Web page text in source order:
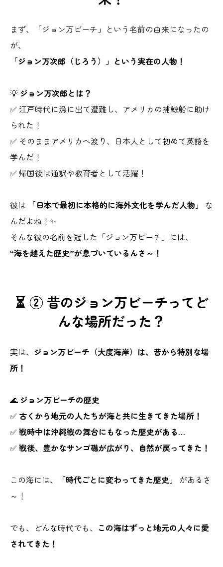
まず、「ジョン万ビーチ」という名前の由来になったの
が、
「ジョン万次郎（じろう）」という実在の人物！
💡 ジョン万次郎とは？
✅ 江戸時代に漁に出て遭難し、アメリカの捕鯨船に助け
られた！
✅ そのままアメリカへ渡り、日本人として初めて英語を
学んだ！
✅ 帰国後は通訳や教育者として活躍！
彼は 「日本で最初に本格的に海外文化を学んだ人物」
な
んだよね！✨
そんな彼の名前を冠した「ジョン万ビーチ」には、
“海を越えた歴史”が息づいているんさ～！
⏳ ② 昔のジョン万ビーチってど
んな場所だった？
実は、 ジョン万ビーチ（大度海岸）は、昔から特別な場
所！
🌊 ジョン万ビーチの歴史
✅ 古くから地元の人たちが海と共に生きてきた場所！
✅ 戦時中は沖縄戦の舞台にもなった歴史がある…
✅ 戦後、豊かなサンゴ礁が広がり、自然が戻ってきた！
この海には、 「時代ごとに変わってきた歴史」
があるさ
～！
でも、どんな時代でも、
この海はずっと地元の人々に愛
されてきた！